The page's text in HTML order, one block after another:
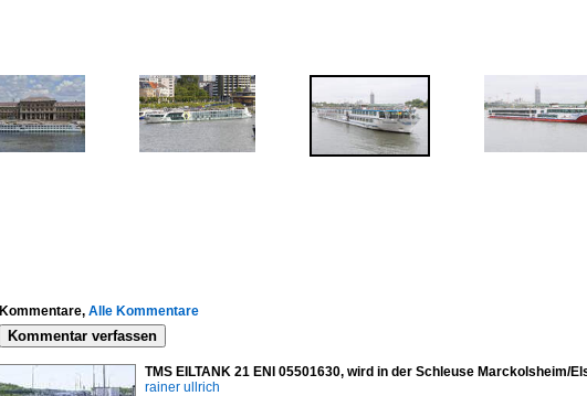
Kommentare, Alle Kommentare
Kommentar verfassen
TMS EILTANK 21 ENI 05501630, wird in der Schleuse Marckolsheim/
rainer ullrich